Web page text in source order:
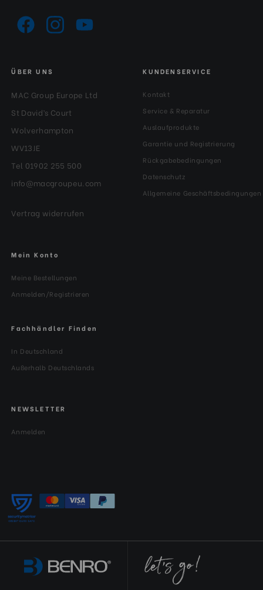
ÜBER UNS
MAC Group Europe Ltd
St David’s Court
Wolverhampton
WV13JE
Tel 01902 255 500
info@macgroupeu.com
Vertrag widerrufen
KUNDENSERVICE
Kontakt
Service & Reparatur
Auslaufprodukte
Garantie und Registrierung
Rückgabebedingungen
Datenschutz
Allgemeine Geschäftsbedingungen
Mein Konto
Meine Bestellungen
Anmelden/Registrieren
Fachhändler Finden
In Deutschland
Außerhalb Deutschlands
NEWSLETTER
Anmelden